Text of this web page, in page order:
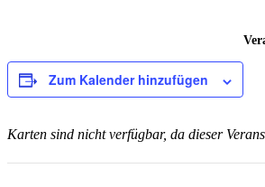
Zum Kalender hinzufügen
Karten sind nicht verfügbar, da dieser